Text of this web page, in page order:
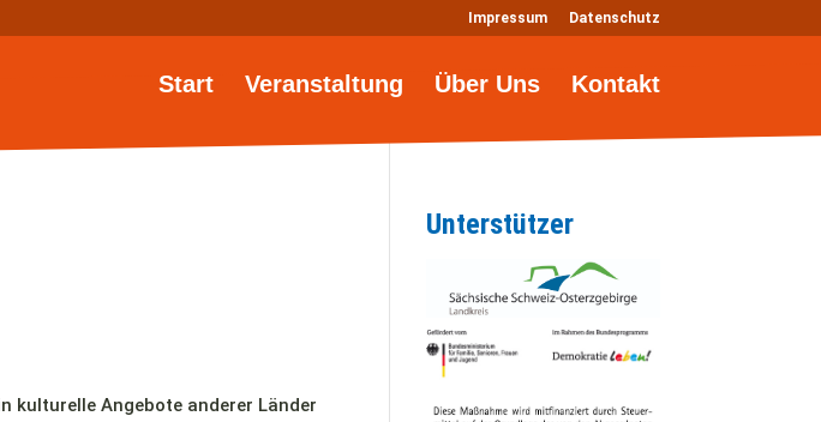
Impressum Datenschutz
Start Veranstaltung Über Uns Kontakt
kulturelle Angebote anderer Länder
Unterstützer